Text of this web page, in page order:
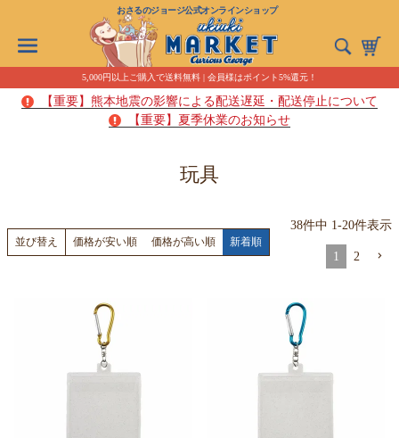
おさるのジョージ公式オンラインショップ
5,000円以上ご購入で送料無料 | 会員様はポイント5%還元！
【重要】熊本地震の影響による配送遅延・配送停止について
【重要】夏季休業のお知らせ
玩具
並び替え 価格が安い順 価格が高い順 新着順
38件中 1-20件表示
1 2